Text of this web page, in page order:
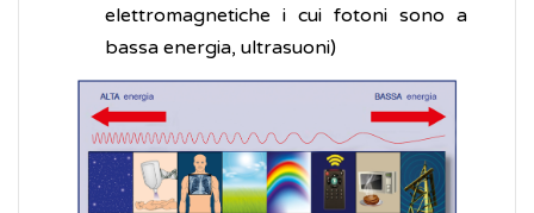
elettromagnetiche i cui fotoni sono a
bassa energia, ultrasuoni)